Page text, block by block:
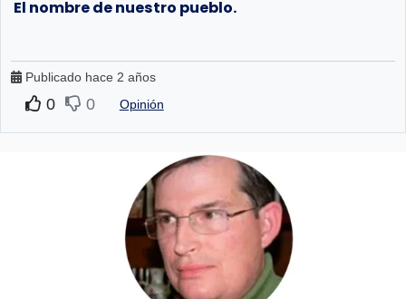
El nombre de nuestro pueblo.
Publicado hace 2 años
0 0 Opinión